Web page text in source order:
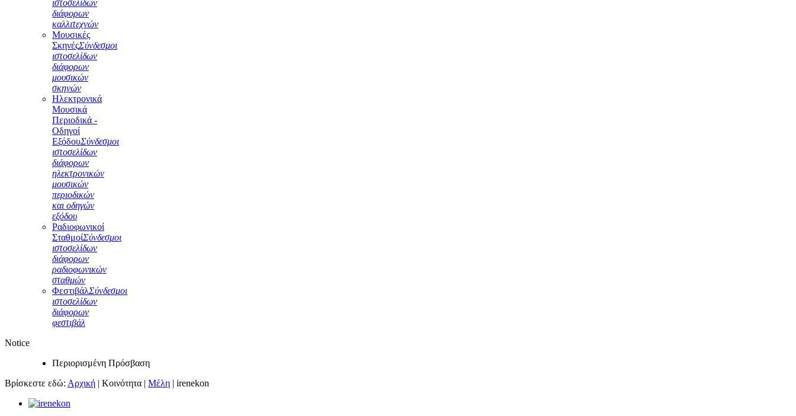
ιστοσελίδων
διάφορων
καλλιτεχνών
Μουσικές
ΣκηνέςΣύνδεσμοι
ιστοσελίδων
διάφορων
μουσικών
σκηνών
Ηλεκτρονικά
Μουσικά
Περιοδικά -
Οδηγοί
ΕξόδουΣύνδεσμοι
ιστοσελίδων
διάφορων
ηλεκτρονικών
μουσικών
περιοδικών
και οδηγών
εξόδου
Ραδιοφωνικοί
ΣταθμοίΣύνδεσμοι
ιστοσελίδων
διάφορων
ραδιοφωνικών
σταθμών
ΦεστιβάλΣύνδεσμοι
ιστοσελίδων
διάφορων
φεστιβάλ
Notice
Περιορισμένη Πρόσβαση
Βρίσκεστε εδώ: Αρχική | Κοινότητα | Μέλη | irenekon